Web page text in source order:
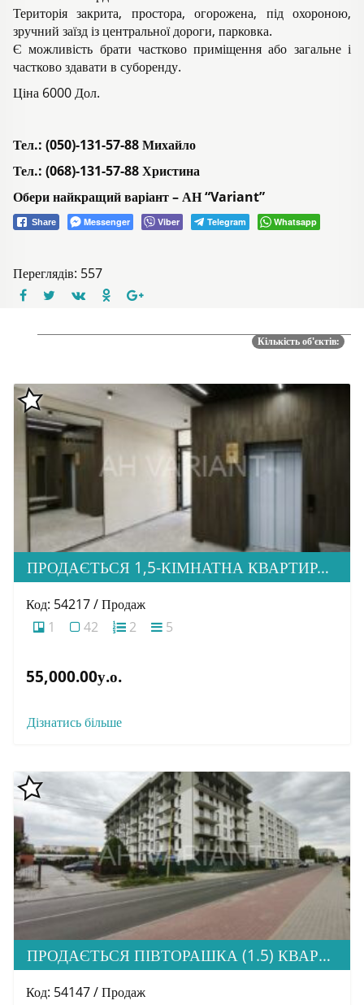
Територія закрита, простора, огорожена, під охороною,
зручний заїзд із центральної дороги, парковка.
Є можливість брати частково приміщення або загальне і
частково здавати в суборенду.
Ціна 6000 Дол.
Тел.: (050)-131-57-88 Михайло
Тел.: (068)-131-57-88 Христина
Обери найкращий варіант – АН “Variant”
Share Messenger Viber Telegram Whatsapp
Переглядів: 557
Кількість об'єктів:
ПРОДАЄТЬСЯ 1,5-КІМНАТНА КВАРТИРА В НОВОБУДОВІ ЖК «ЗАГОРСЬКА»
Код: 54217 / Продаж
1
42 2 5
55,000.00у.о.
Дізнатись більше
ПРОДАЄТЬСЯ ПІВТОРАШКА (1.5) КВАРТИРА З ІДЕАЛЬНОЮ ЛОКАЦІЄЮ, ЖК HOME
Код: 54147 / Продаж